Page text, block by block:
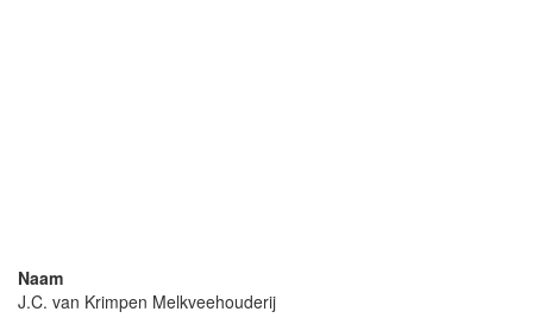
Naam
J.C. van Krimpen Melkveehouderij